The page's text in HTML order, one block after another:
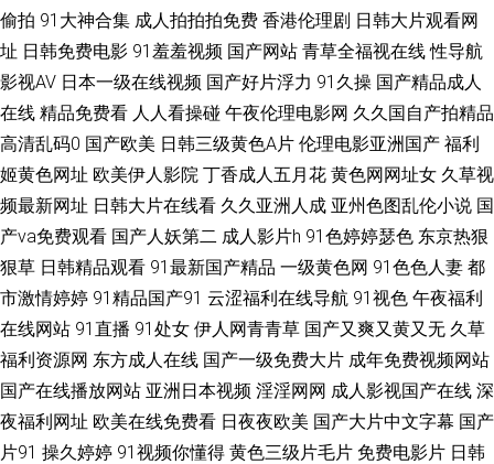
影天堂bt 亚洲中文 日韩一区二区视频 午夜男女真人免费网站入口 日韩欧美
色区在线 密桃麻豆 精东 国产少妇一区二区三区 电影免费在线 国产精品午夜
麻烦 福利成人网站导航 浮力影院52048 传媒av 97超碰热线 91美女艹逼网站
8哥电影网 午夜成人A级视频 日韩电影1区25区 秋霞网午夜一二 欧美性交69
小视频 玖玖玖精品视频在线观看 好看的中文字幕熟女 大香蕉在线大香蕉 久
看电视剧的网站 久久6热视频在线观看 欧美丁香精品一区二区 美丽姑娘免费
偷拍 91大神合集 成人拍拍拍免费 香港伦理剧 日韩大片观看网
址 日韩免费电影 91羞羞视频 国产网站 青草全福视在线 性导航
影视AV 日本一级在线视频 国产好片浮力 91久操 国产精品成人
在线 精品免费看 人人看操碰 午夜伦理电影网 久久国自产拍精品
高清乱码0 国产欧美 日韩三级黄色A片 伦理电影亚洲国产 福利
姬黄色网址 欧美伊人影院 丁香成人五月花 黄色网网址女 久草视
频最新网址 日韩大片在线看 久久亚洲人成 亚州色图乱伦小说 国
产va免费观看 国产人妖第二 成人影片h 91色婷婷瑟色 东京热狠
狠草 日韩精品观看 91最新国产精品 一级黄色网 91色色人妻 都
市激情婷婷 91精品国产91 云涩福利在线导航 91视色 午夜福利
在线网站 91直播 91处女 伊人网青青草 国产又爽又黄又无 久草
福利资源网 东方成人在线 国产一级免费大片 成年免费视频网站
国产在线播放网站 亚洲日本视频 淫淫网网 成人影视国产在线 深
夜福利网址 欧美在线免费看 日夜夜欧美 国产大片中文字幕 国产
片91 操久婷婷 91视频你懂得 黄色三级片毛片 免费电影片 日韩